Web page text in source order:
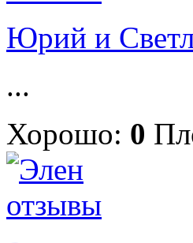
Юрий и
...
Хорошо: 0